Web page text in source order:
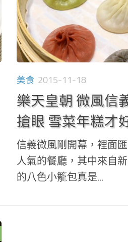
美食 2015-11-18
樂天皇朝 微風信
搶眼 雪菜年糕才
信義微風剛開幕，裡面
人氣的餐廳，其中來自
的八色小籠包真是...